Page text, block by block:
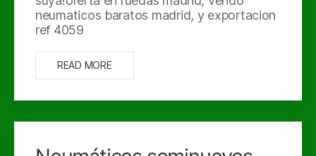
neumaticos baratos madrid, y exportacion
ref 4059
READ MORE